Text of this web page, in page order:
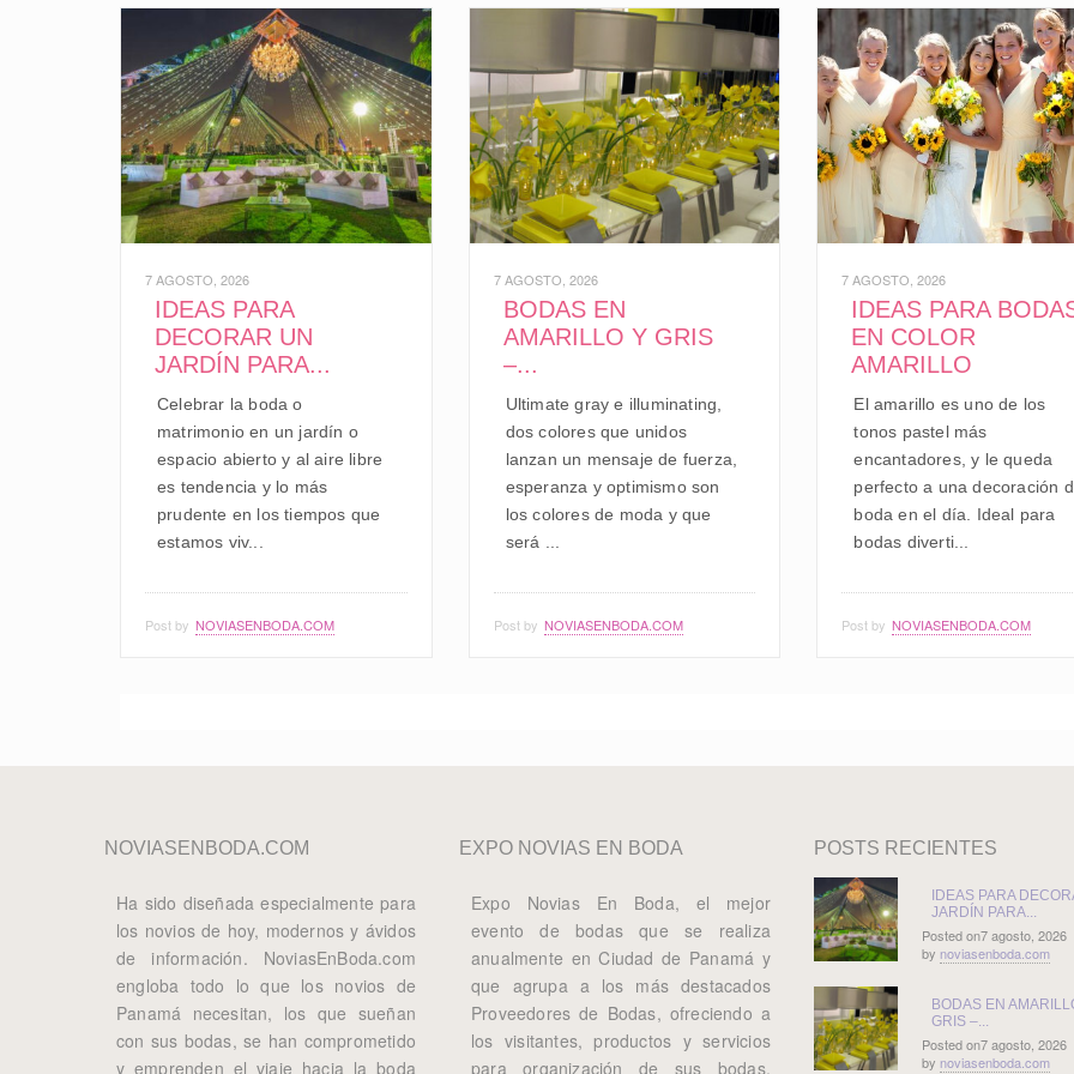
7 AGOSTO, 2026
IDEAS PARA
DECORAR UN
JARDÍN PARA...
Celebrar la boda o
matrimonio en un jardín o
espacio abierto y al aire libre
es tendencia y lo más
prudente en los tiempos que
estamos viv...
Post by NOVIASENBODA.COM
7 AGOSTO, 2026
BODAS EN
AMARILLO Y GRIS
–...
Ultimate gray e illuminating,
dos colores que unidos
lanzan un mensaje de fuerza,
esperanza y optimismo son
los colores de moda y que
será ...
Post by NOVIASENBODA.COM
7 AGOSTO, 2026
IDEAS PARA
EN COLOR
AMARILLO
El amarillo es uno de los
tonos pastel más
encantadores, y le queda
perfecto a una decoración
boda en el día. Ideal para
bodas diverti...
Post by NOVIASENBODA.COM
NOVIASENBODA.COM
Ha sido diseñada especialmente para
los novios de hoy, modernos y ávidos
de información. NoviasEnBoda.com
engloba todo lo que los novios de
Panamá necesitan, los que sueñan
con sus bodas, se han comprometido
y emprenden el viaje hacia la boda
EXPO NOVIAS EN BODA
Expo Novias En Boda, el mejor
evento de bodas que se realiza
anualmente en Ciudad de Panamá y
que agrupa a los más destacados
Proveedores de Bodas, ofreciendo a
los visitantes, productos y servicios
para organización de sus bodas,
POSTS RECIENTES
IDEAS PARA
JARDÍN PARA...
Posted on7 agosto, 2026
by noviasenboda.com
BODAS EN
GRIS –...
Posted on7 agosto, 2026
by noviasenboda.com